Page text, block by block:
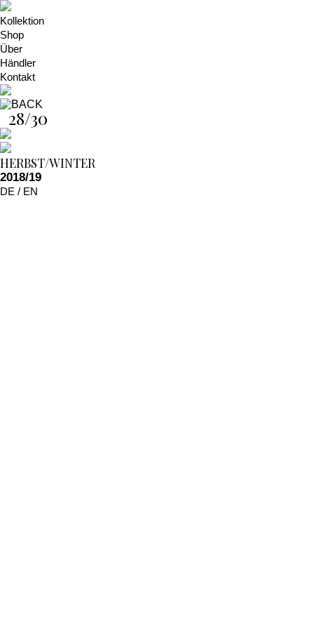
Kollektion
Shop
Über
Händler
Kontakt
28/30
HERBST/WINTER
2018/19
DE / EN